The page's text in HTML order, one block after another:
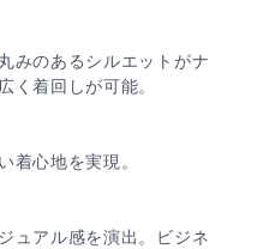
みのあるシルエットがナ
く着回しが可能。
着心地を実現。
ュアル感を演出。ビジネ